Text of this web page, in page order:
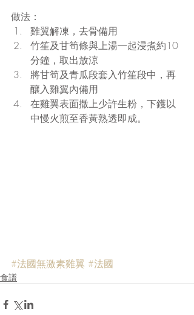
做法：
雞翼解凍，去骨備用
竹笙及甘筍條與上湯一起浸煮約10
分鐘，取出放涼
將甘筍及青瓜段套入竹笙段中，再
釀入雞翼內備用
在雞翼表面撒上少許生粉，下鑊以
中慢火煎至香黃熟透即成。
#法國無激素雞翼 #法國
食譜